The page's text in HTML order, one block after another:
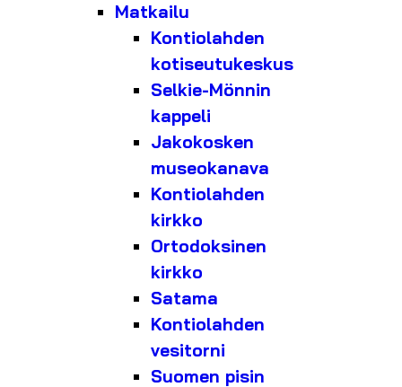
Matkailu
Kontiolahden
kotiseutukeskus
Selkie-Mönnin
kappeli
Jakokosken
museokanava
Kontiolahden
kirkko
Ortodoksinen
kirkko
Satama
Kontiolahden
vesitorni
Suomen pisin